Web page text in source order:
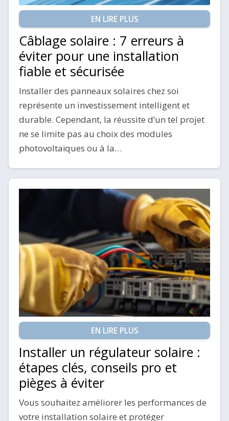
EN LIRE PLUS
Câblage solaire : 7 erreurs à
éviter pour une installation
fiable et sécurisée
Installer des panneaux solaires chez soi
représente un investissement intelligent et
durable. Cependant, la réussite d’un tel projet
ne se limite pas au choix des modules
photovoltaïques ou à la…
EN LIRE PLUS
Installer un régulateur solaire :
étapes clés, conseils pro et
pièges à éviter
Vous souhaitez améliorer les performances de
votre installation solaire et protéger